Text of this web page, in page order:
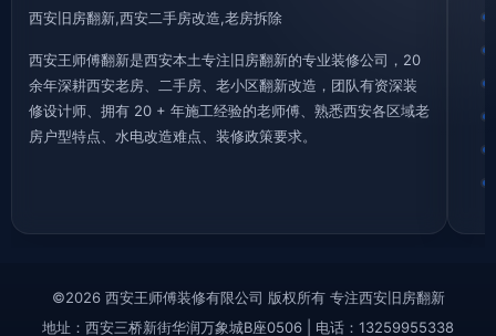
西安旧房翻新,西安二手房改造,老房拆除
西安王师傅翻新是西安本土专注旧房翻新的专业装修公司，20
余年深耕西安老房、二手房、老小区翻新改造，团队有资深装
修设计师、拥有 20 + 年施工经验的老师傅、熟悉西安各区域老
房户型特点、水电改造难点、装修政策要求。
©2026 西安王师傅装修有限公司 版权所有 专注西安旧房翻新
地址：西安三桥新街华润万象城B座0506 | 电话：13259955338